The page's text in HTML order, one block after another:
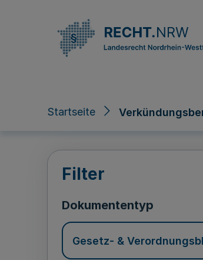
Startseite
Filter
Dokumententyp
Gesetz- &